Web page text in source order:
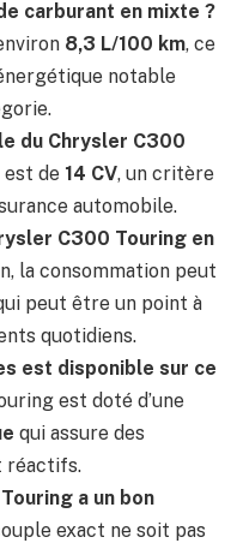
carburant en mixte ?
8,3 L/100 km, ce
notable
du Chrysler C300
est de 14 CV, un critère
automobile.
C300 Touring en
la consommation peut
peut être un point à
quotidiens.
est disponible sur ce
est doté d’une
qui assure des
réactifs.
a un bon
exact ne soit pas